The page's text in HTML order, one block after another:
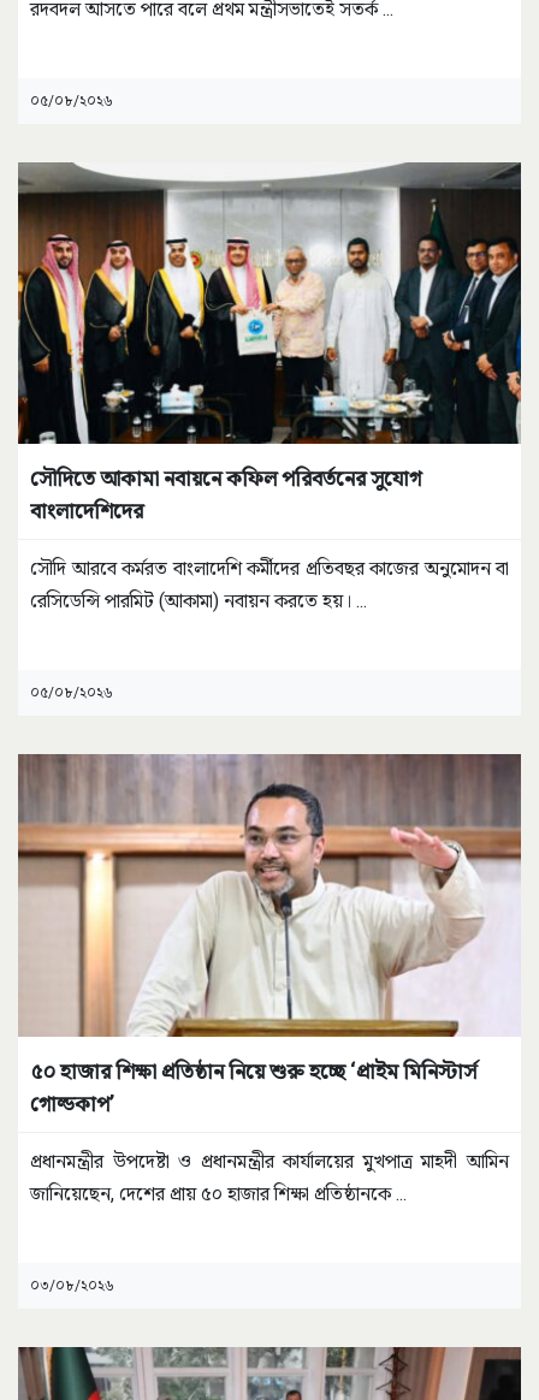
রদবদল আসতে পারে বলে প্রথম মন্ত্রীসভাতেই সতর্ক ...
০৫/০৮/২০২৬
সৌদিতে আকামা নবায়নে কফিল পরিবর্তনের সুযোগ
বাংলাদেশিদের
সৌদি আরবে কর্মরত বাংলাদেশি কর্মীদের প্রতিবছর কাজের অনুমোদন বা
রেসিডেন্সি পারমিট (আকামা) নবায়ন করতে হয়। ...
০৫/০৮/২০২৬
৫০ হাজার শিক্ষা প্রতিষ্ঠান নিয়ে শুরু হচ্ছে ‘প্রাইম মিনিস্টার্স
গোল্ডকাপ’
প্রধানমন্ত্রীর উপদেষ্টা ও প্রধানমন্ত্রীর কার্যালয়ের মুখপাত্র মাহদী আমিন
জানিয়েছেন, দেশের প্রায় ৫০ হাজার শিক্ষা প্রতিষ্ঠানকে ...
০৩/০৮/২০২৬